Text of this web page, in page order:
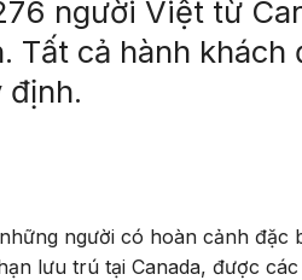
người Việt từ
Tất cả hành khách
định.
người có hoàn cảnh đặc
lưu trú tại Canada, được